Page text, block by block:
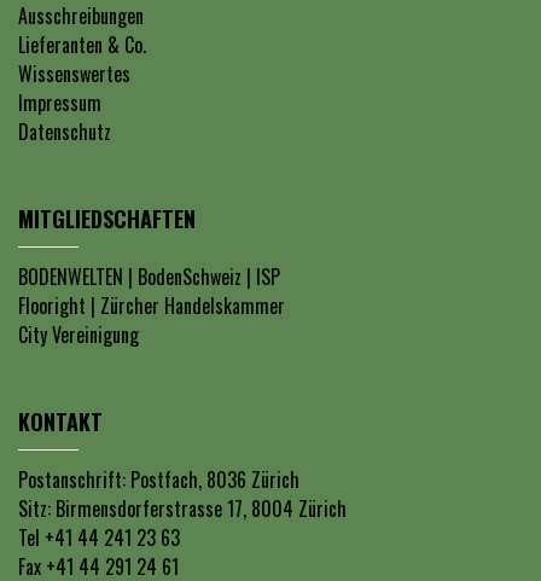
Ausschreibungen
Lieferanten & Co.
Wissenswertes
Impressum
Datenschutz
MITGLIEDSCHAFTEN
BODENWELTEN | BodenSchweiz | ISP
Flooright | Zürcher Handelskammer
City Vereinigung
KONTAKT
Postanschrift: Postfach, 8036 Zürich
Sitz: Birmensdorferstrasse 17, 8004 Zürich
Tel +41 44 241 23 63
Fax +41 44 291 24 61